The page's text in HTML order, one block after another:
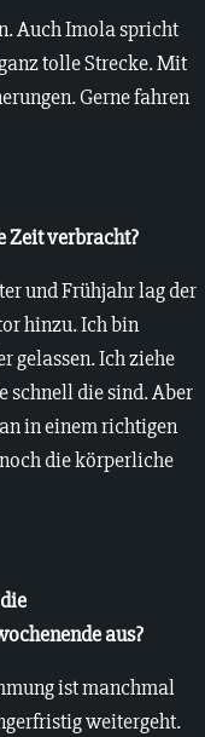
Auch Imola spricht
tolle Strecke. Mit
Gerne fahren
Zeit verbracht?
und Frühjahr lag der
hinzu. Ich bin
gelassen. Ich ziehe
schnell die sind. Aber
in einem richtigen
die körperliche
aus?
ist manchmal
weitergeht.